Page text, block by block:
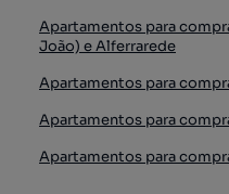
Apartamentos para
João) e Alferrarede
Apartamentos para
Apartamentos para
Apartamentos para